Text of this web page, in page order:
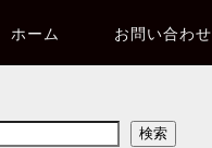
ホーム お問い合わせ
検索